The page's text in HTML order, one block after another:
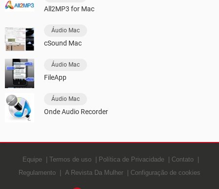
All2MP3 for Mac
Áudio Mac
cSound Mac
Áudio Mac
FileApp
Áudio Mac
Onde Audio Recorder
Equipe Termos de uso Política de Privacidade
Contato
Regulamento
A Revista Da Mulher Configuração de cookies